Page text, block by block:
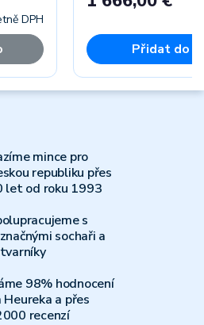
DPH
Přidat do
mince pro
republiku přes
let od roku 1993
s
sochaři a
98% hodnocení
Heureka a přes
recenzí